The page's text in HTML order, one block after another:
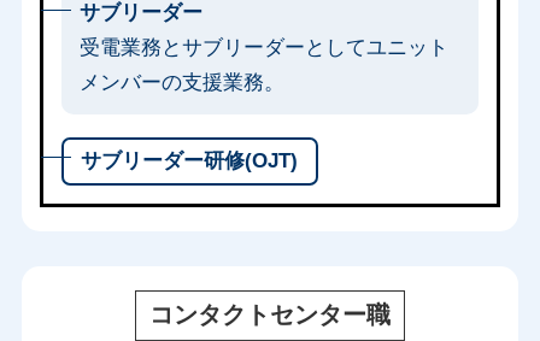
サブリーダー
受電業務とサブリーダーとしてユニット
メンバーの支援業務。
サブリーダー研修(OJT)
コンタクトセンター職